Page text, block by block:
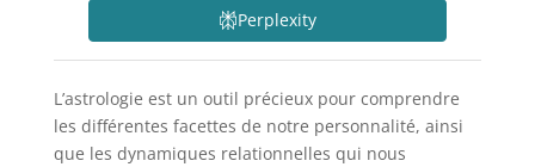
Perplexity
L’astrologie est un outil précieux pour comprendre
les différentes facettes de notre personnalité, ainsi
que les dynamiques relationnelles qui nous